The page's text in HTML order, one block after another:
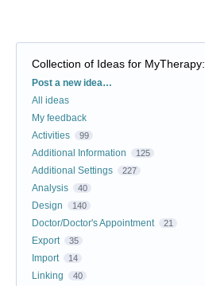
Collection of Ideas for MyTherapy:
Categories
Post a new idea…
All ideas
My feedback
Activities
99
Additional Information 125
Additional Settings 227
Analysis 40
Design 140
Doctor/Doctor's Appointment 21
Export 35
Import 14
Linking 40